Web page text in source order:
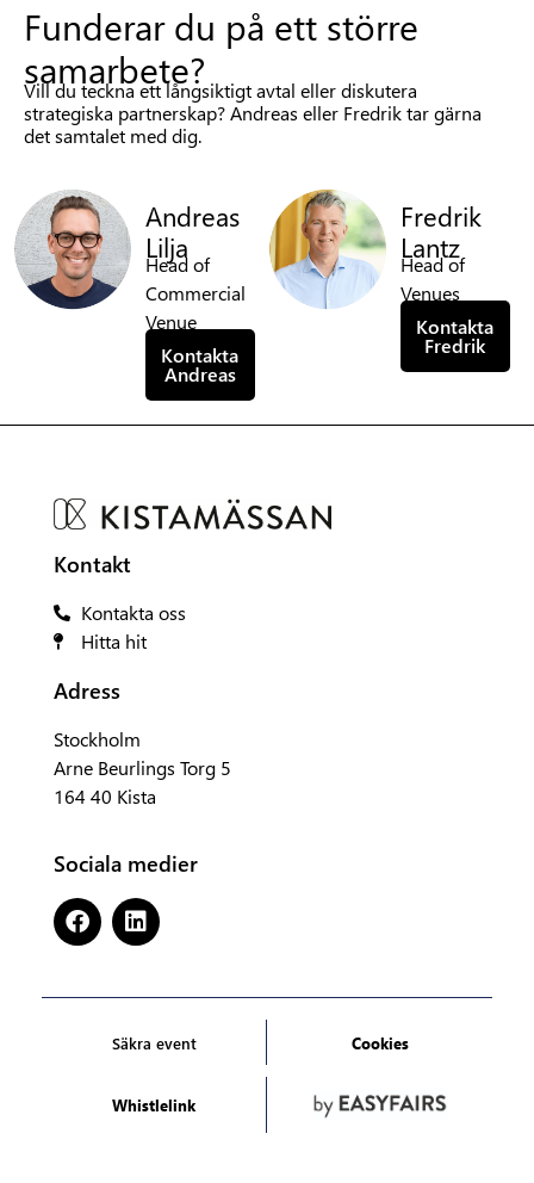
Funderar du på ett större
samarbete?
Vill du teckna ett långsiktigt avtal eller diskutera
strategiska partnerskap? Andreas eller Fredrik tar gärna
det samtalet med dig.
Andreas
Lilja
Head of
Commercial
Venue
Kontakta
Andreas
Fredrik
Lantz
Head of
Venues
Kontakta
Fredrik
Kontakt
Kontakta oss
Hitta hit
Adress
Stockholm
Arne Beurlings Torg 5
164 40 Kista
Sociala medier
Säkra event Cookies
Whistlelink